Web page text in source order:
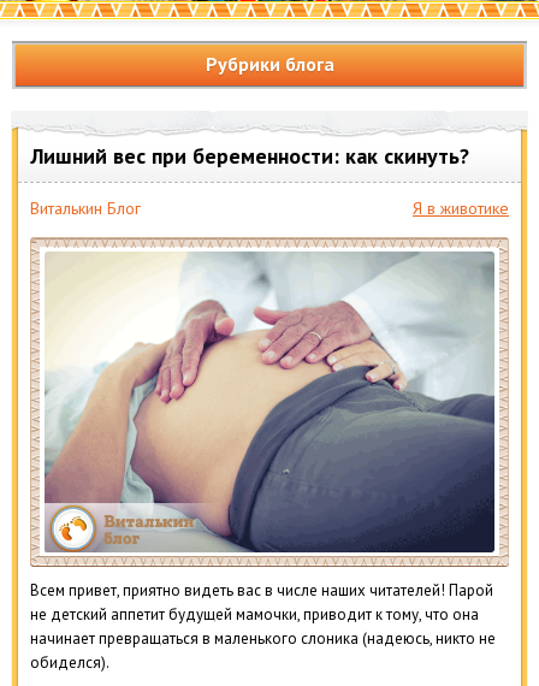
Рубрики блога
Лишний вес при беременности: как скинуть?
Виталькин Блог Я в животике
Всем привет, приятно видеть вас в числе наших читателей! Парой
не детский аппетит будущей мамочки, приводит к тому, что она
начинает превращаться в маленького слоника (надеюсь, никто не
обиделся).